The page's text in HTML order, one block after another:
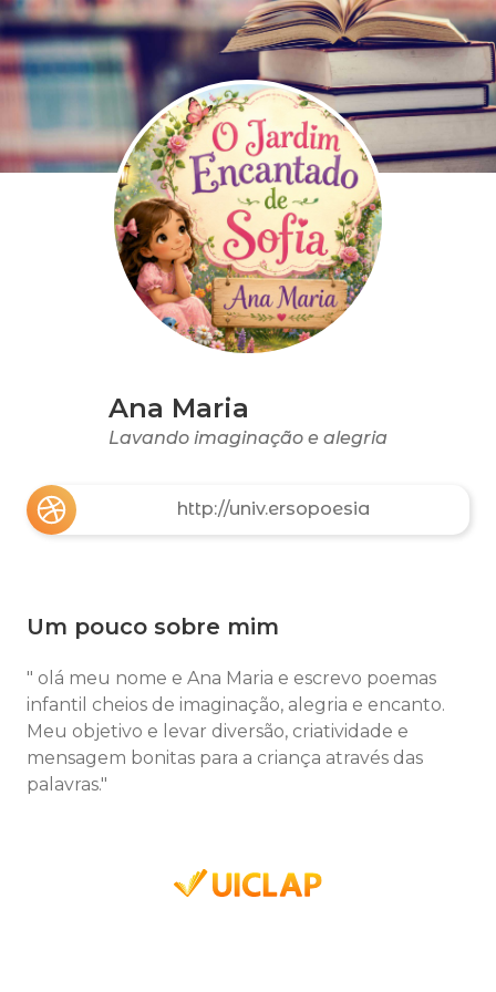
Ana Maria
Lavando imaginação e alegria
http://univ.ersopoesia
Um pouco sobre mim
" olá meu nome e Ana Maria e escrevo poemas
infantil cheios de imaginação, alegria e encanto.
Meu objetivo e levar diversão, criatividade e
mensagem bonitas para a criança através das
palavras."